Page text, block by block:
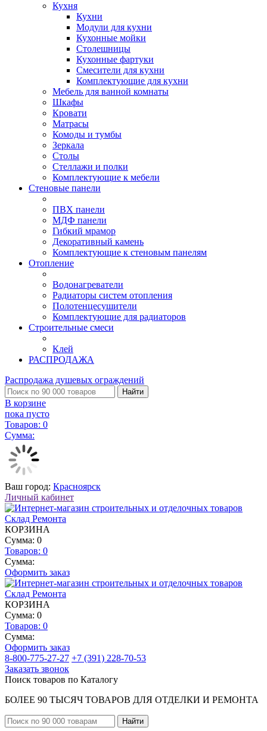
Кухня
Кухни
Модули для кухни
Кухонные мойки
Столешницы
Кухонные фартуки
Смесители для кухни
Комплектующие для кухни
Мебель для ванной комнаты
Шкафы
Кровати
Матрасы
Комоды и тумбы
Зеркала
Столы
Стеллажи и полки
Комплектующие к мебели
Стеновые панели
ПВХ панели
МДФ панели
Гибкий мрамор
Декоративный камень
Комплектующие к стеновым панелям
Отопление
Водонагреватели
Радиаторы систем отопления
Полотенцесушители
Комплектующие для радиаторов
Строительные смеси
Клей
РАСПРОДАЖА
Распродажа душевых ограждений
Найти
В корзине
пока пусто
Товаров: 0
Сумма:
Ваш город: Красноярск
Личный кабинет
КОРЗИНА
Сумма: 0
Товаров: 0
Сумма:
Оформить заказ
КОРЗИНА
Сумма: 0
Товаров: 0
Сумма:
Оформить заказ
8-800-775-27-27 +7 (391) 228-70-53
Заказать звонок
Поиск товаров по Каталогу
БОЛЕЕ 90 ТЫСЯЧ ТОВАРОВ ДЛЯ ОТДЕЛКИ И РЕМОНТА